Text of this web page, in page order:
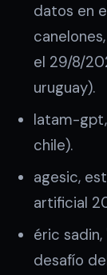
datos en
el 29/8/
uruguay).
latam-
chile).
agesic,
artificial
éric
desafío